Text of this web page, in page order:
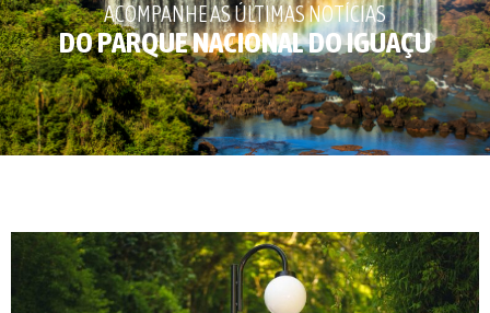
ACOMPANHE AS ÚLTIMAS NOTÍCIAS
DO PARQUE NACIONAL DO IGUAÇU